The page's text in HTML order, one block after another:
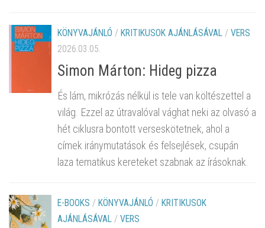
KÖNYVAJÁNLÓ / KRITIKUSOK AJÁNLÁSÁVAL / VERS
2026.03.05.
Simon Márton: Hideg pizza
És lám, mikrózás nélkül is tele van költészettel a
világ. Ezzel az útravalóval vághat neki az olvasó a
hét ciklusra bontott verseskötetnek, ahol a
címek iránymutatások és felsejlések, csupán
laza tematikus kereteket szabnak az írásoknak.
E-BOOKS / KÖNYVAJÁNLÓ / KRITIKUSOK
AJÁNLÁSÁVAL / VERS